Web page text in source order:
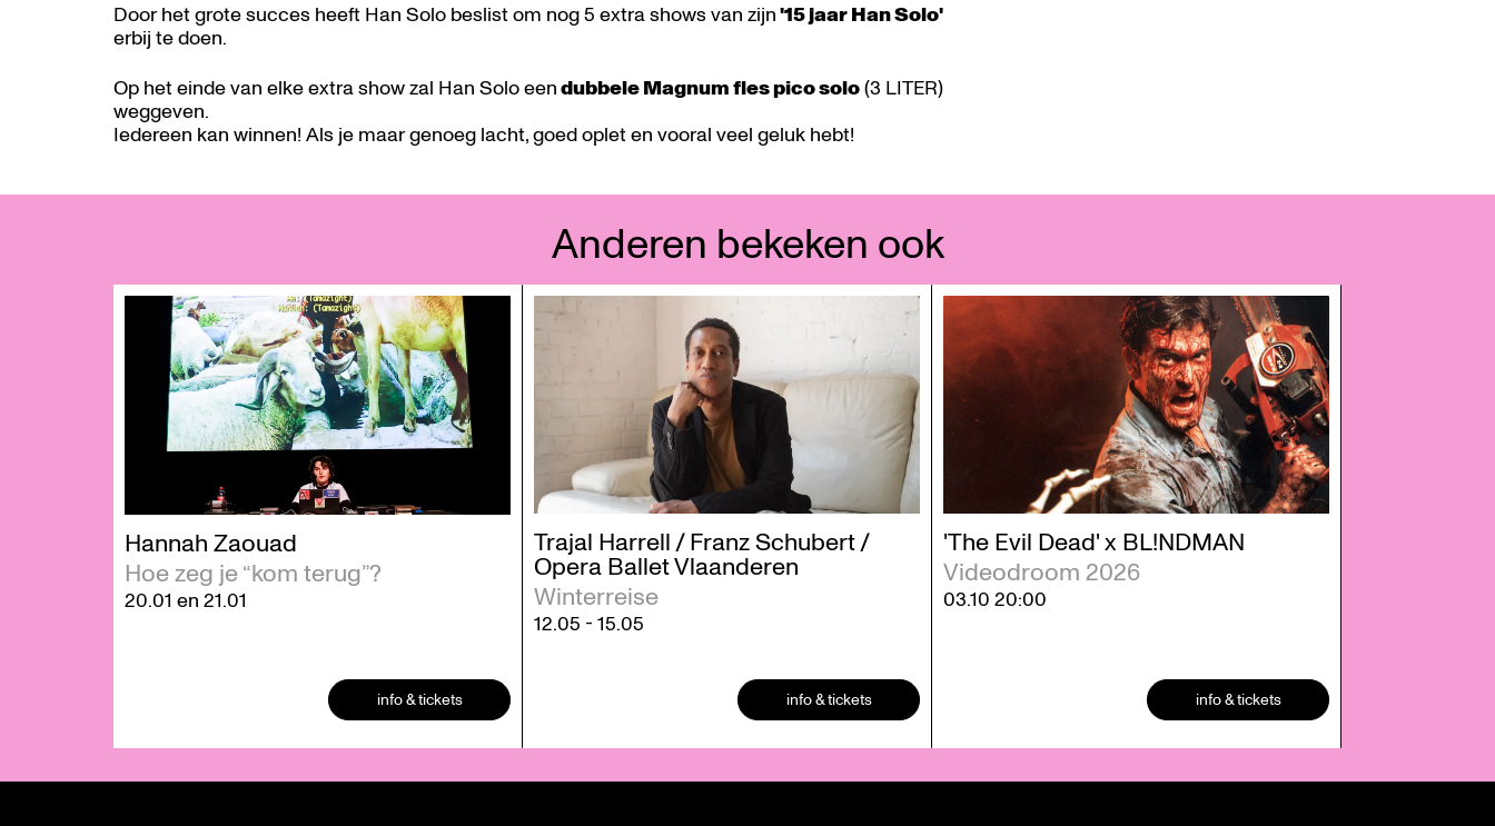
Door het grote succes heeft Han Solo beslist om nog 5 extra shows van zijn'15 jaar Han Solo'
erbij te doen.
Op het einde van elke extra show zal Han Solo eendubbele Magnum fles pico solo(3 LITER)
weggeven.
Iedereen kan winnen! Als je maar genoeg lacht, goed oplet en vooral veel geluk hebt!
Anderen bekeken ook
Overslaan
Hannah Zaouad
Hoe zeg je “kom terug”?
20.01 en 21.01
info & tickets
Trajal Harrell / Franz Schubert /
Opera Ballet Vlaanderen
Winterreise
12.05 - 15.05
info & tickets
'The Evil Dead' x BL!NDMAN
Videodroom 2026
03.10 20:00
info & tickets